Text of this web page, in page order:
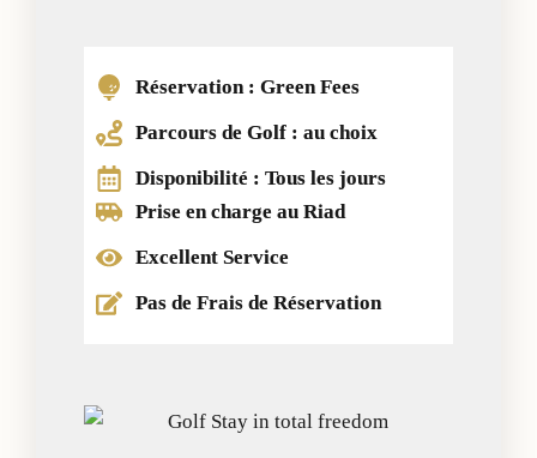
Réservation : Green Fees
Parcours de Golf : au choix
Disponibilité : Tous les jours
Prise en charge au Riad
Excellent Service​
Pas de Frais de Réservation​